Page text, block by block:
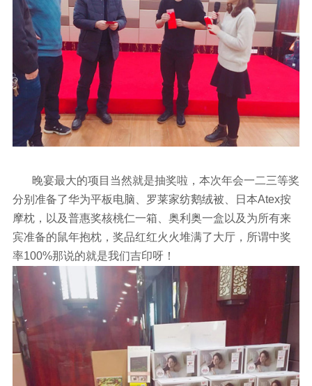
晚宴最大的项目当然就是抽奖啦，本次年会一二三等奖
分别准备了华为平板电脑、罗莱家纺鹅绒被、日本Atex按
摩枕，以及普惠奖核桃仁一箱、奥利奥一盒以及为所有来
宾准备的鼠年抱枕，奖品红红火火堆满了大厅，所谓中奖
率100%那说的就是我们吉印呀！